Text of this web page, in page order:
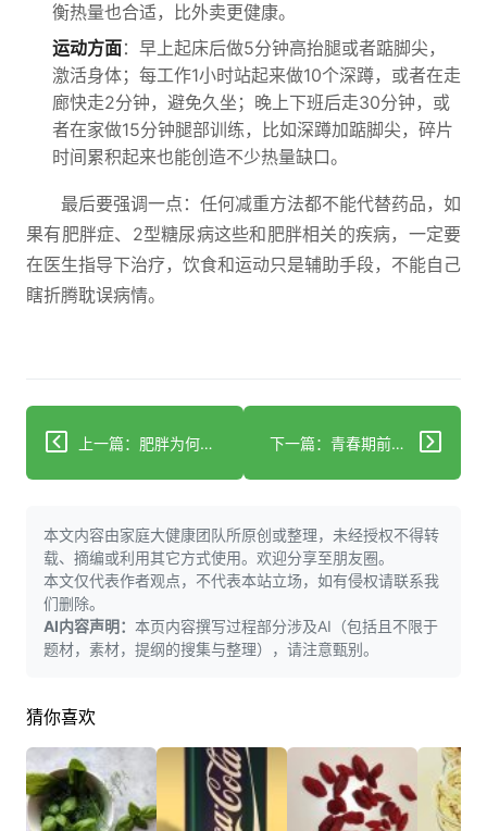
衡热量也合适，比外卖更健康。
运动方面：早上起床后做5分钟高抬腿或者踮脚尖，
激活身体；每工作1小时站起来做10个深蹲，或者在走
廊快走2分钟，避免久坐；晚上下班后走30分钟，或
者在家做15分钟腿部训练，比如深蹲加踮脚尖，碎片
时间累积起来也能创造不少热量缺口。
最后要强调一点：任何减重方法都不能代替药品，如
果有肥胖症、2型糖尿病这些和肥胖相关的疾病，一定要
在医生指导下治疗，饮食和运动只是辅助手段，不能自己
瞎折腾耽误病情。
上一篇：肥胖为何让激素"罢工"？揭秘体重与内分泌的生死循环 下一篇：青春期前挑食易致营养不良，警惕危害并科学应对
本文内容由家庭大健康团队所原创或整理，未经授权不得转
载、摘编或利用其它方式使用。欢迎分享至朋友圈。
本文仅代表作者观点，不代表本站立场，如有侵权请联系我
们删除。
AI内容声明： 本页内容撰写过程部分涉及AI（包括且不限于
题材，素材，提纲的搜集与整理），请注意甄别。
猜你喜欢